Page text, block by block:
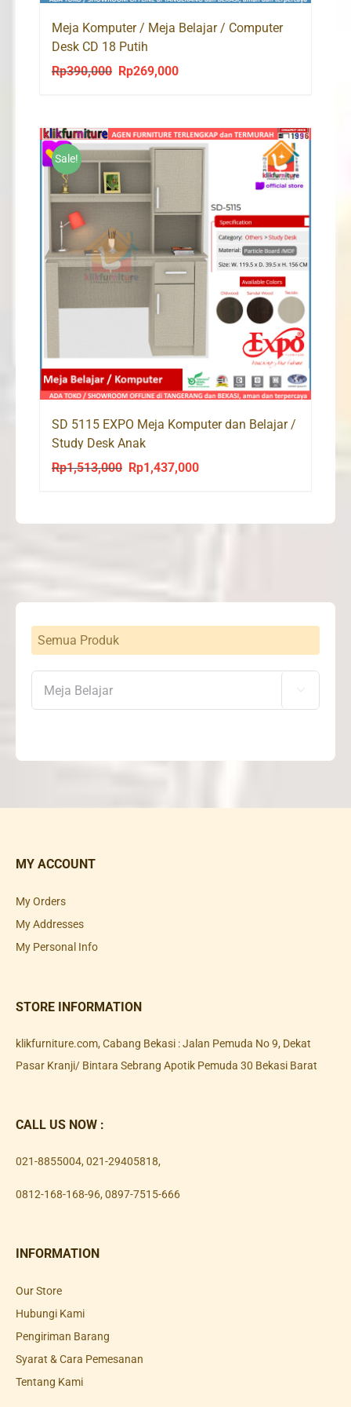
Meja Komputer / Meja Belajar / Computer
Desk CD 18 Putih
Rp390,000
Original
Rp390,000.
Rp269,000Current
Rp269,000.
Sale!
SD 5115 EXPO Meja Komputer dan Belajar /
Study Desk Anak
Rp1,513,000
Original
Rp1,437,000Current
Semua Produk

MY ACCOUNT
My Orders
My Addresses
My Personal Info
STORE INFORMATION
klikfurniture.com, Cabang Bekasi : Jalan Pemuda No 9, Dekat
Pasar Kranji/ Bintara Sebrang Apotik Pemuda 30 Bekasi Barat
CALL US NOW :
021-8855004, 021-29405818,
0812-168-168-96, 0897-7515-666
INFORMATION
Our Store
Hubungi Kami
Pengiriman Barang
Syarat & Cara Pemesanan
Tentang Kami